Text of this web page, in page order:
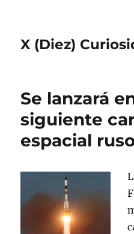
X (Diez)
Se lanzará
siguiente
espacial